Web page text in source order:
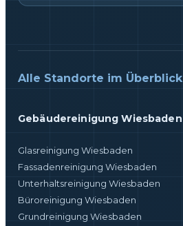
Alle Standorte im Überblick
Gebäudereinigung Wiesbaden
Glasreinigung Wiesbaden
Fassadenreinigung Wiesbaden
Unterhaltsreinigung Wiesbaden
Büroreinigung Wiesbaden
Grundreinigung Wiesbaden